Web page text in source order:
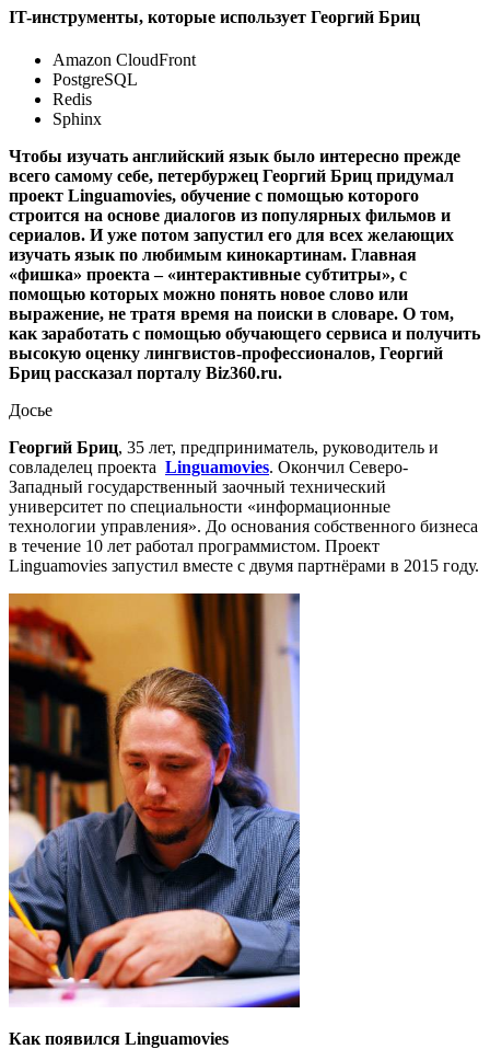
IT-инструменты, которые использует Георгий Бриц
Amazon CloudFront
PostgreSQL
Redis
Sphinx
Чтобы изучать английский язык было интересно прежде
всего самому себе, петербуржец Георгий Бриц придумал
проект Linguamovies, обучение с помощью которого
строится на основе диалогов из популярных фильмов и
сериалов. И уже потом запустил его для всех желающих
изучать язык по любимым кинокартинам. Главная
«фишка» проекта – «интерактивные субтитры», с
помощью которых можно понять новое слово или
выражение, не тратя время на поиски в словаре. О том,
как заработать с помощью обучающего сервиса и получить
высокую оценку лингвистов-профессионалов, Георгий
Бриц рассказал порталу Biz360.ru.
Досье
Георгий Бриц, 35 лет, предприниматель, руководитель и
совладелец проекта Linguamovies. Окончил Северо-
Западный государственный заочный технический
университет по специальности «информационные
технологии управления». До основания собственного бизнеса
в течение 10 лет работал программистом. Проект
Linguamovies запустил вместе с двумя партнёрами в 2015 году.
Как появился Linguamovies